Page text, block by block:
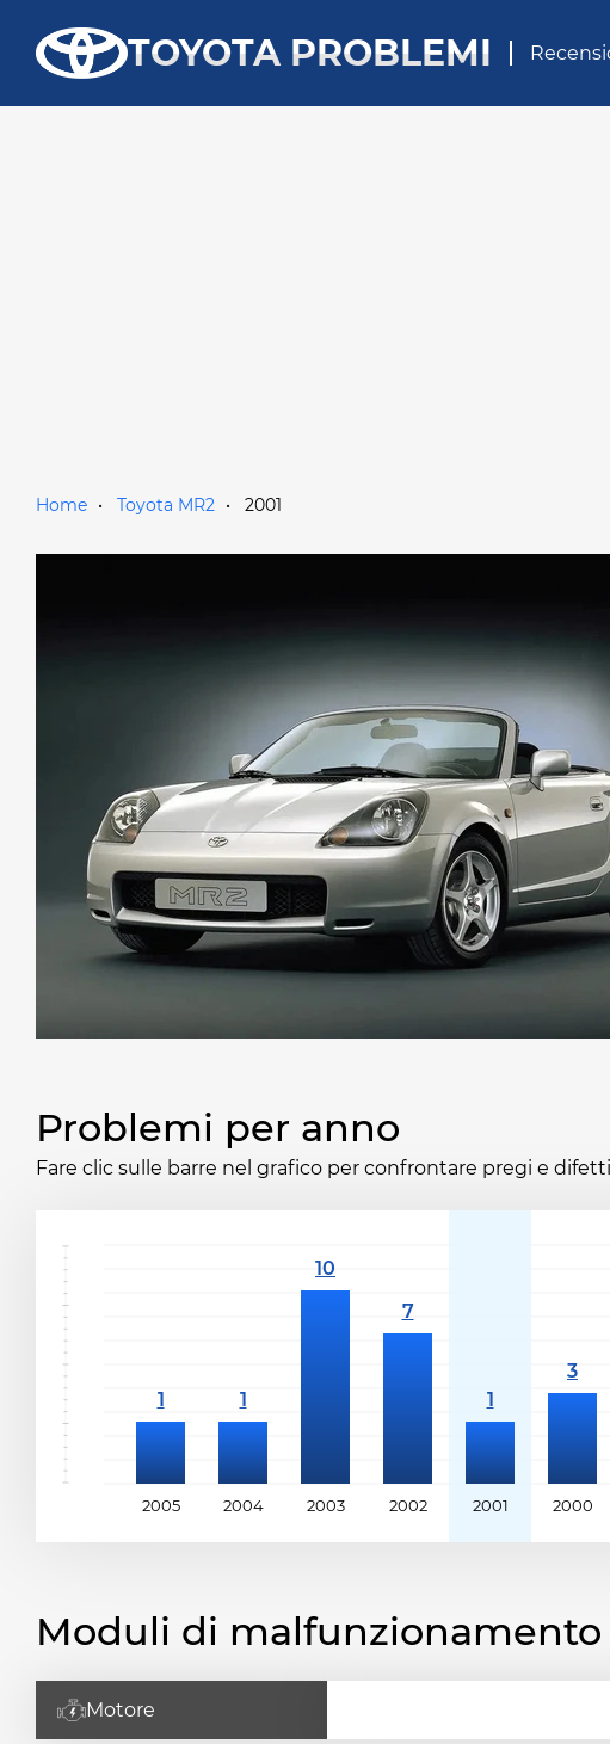
TOYOTA PROBLEMI
Home Toyota MR2 2001
Problemi per anno
Fare clic sulle barre nel grafico per confrontare pregi e difetti
2005 2004 2003 2002 2001 2000
Moduli di malfunzionamento
Motore